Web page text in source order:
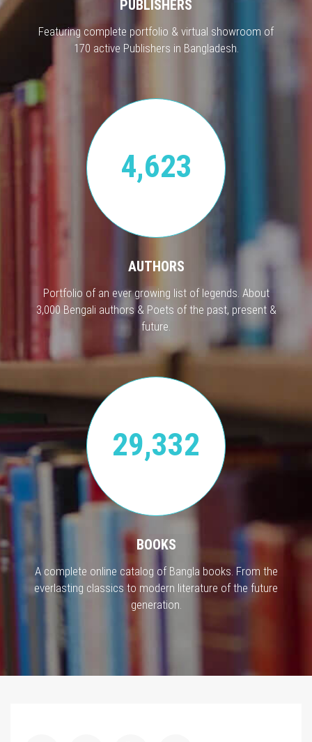
PUBLISHERS
Featuring complete portfolio & virtual showroom of
170 active Publishers in Bangladesh.
4,623
AUTHORS
Portfolio of an ever growing list of legends. About
3,000 Bengali authors & Poets of the past, present &
future.
29,332
BOOKS
A complete online catalog of Bangla books. From the
everlasting classics to modern literature of the future
generation.